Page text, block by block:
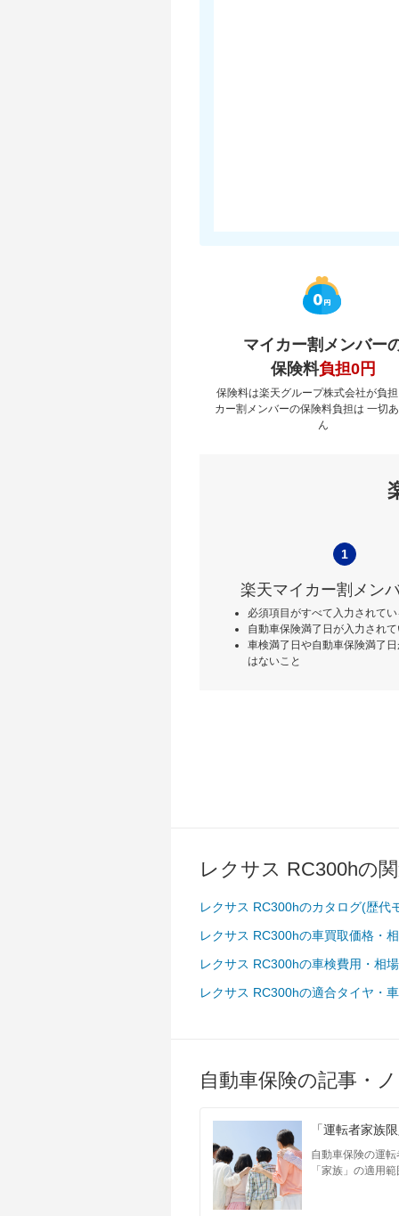
マイカー割メンバー
保険料負担0円
保険料は楽天グループ株式会社が負
カー割メンバーの保険料負担は 一切
ん
1
楽天マイカー割メン
必須項目がすべて入力されて
自動車保険満了日が入力され
車検満了日や自動車保険満了
はないこと
レクサス RC300hの
レクサス RC300hのカタログ(歴代
レクサス RC300hの車買取価格・
レクサス RC300hの車検費用・相
レクサス RC300hの適合タイヤ・
自動車保険の記事・
「運転者家族
自動車保険の運
「家族」の適用